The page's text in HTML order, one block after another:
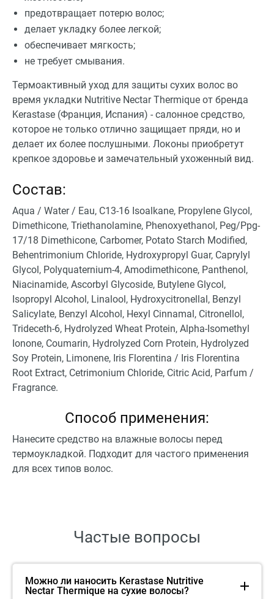
предотвращает потерю волос;
делает укладку более легкой;
обеспечивает мягкость;
не требует смывания.
Термоактивный уход для защиты сухих волос во
время укладки Nutritive Nectar Thermique от бренда
Kerastase (Франция, Испания) - салонное средство,
которое не только отлично защищает пряди, но и
делает их более послушными. Локоны приобретут
крепкое здоровье и замечательный ухоженный вид.
Состав:
Aqua / Water / Eau, C13-16 Isoalkane, Propylene Glycol,
Dimethicone, Triethanolamine, Phenoxyethanol, Peg/Ppg-
17/18 Dimethicone, Carbomer, Potato Starch Modified,
Behentrimonium Chloride, Hydroxypropyl Guar, Caprylyl
Glycol, Polyquaternium-4, Amodimethicone, Panthenol,
Niacinamide, Ascorbyl Glycoside, Butylene Glycol,
Isopropyl Alcohol, Linalool, Hydroxycitronellal, Benzyl
Salicylate, Benzyl Alcohol, Hexyl Cinnamal, Citronellol,
Trideceth-6, Hydrolyzed Wheat Protein, Alpha-Isomethyl
Ionone, Coumarin, Hydrolyzed Corn Protein, Hydrolyzed
Soy Protein, Limonene, Iris Florentina / Iris Florentina
Root Extract, Cetrimonium Chloride, Citric Acid, Parfum /
Fragrance.
Способ применения:
Нанесите средство на влажные волосы перед
термоукладкой. Подходит для частого применения
для всех типов волос.
Частые вопросы
Можно ли наносить Kerastase Nutritive
Nectar Thermique на сухие волосы?